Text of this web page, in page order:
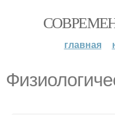
главная